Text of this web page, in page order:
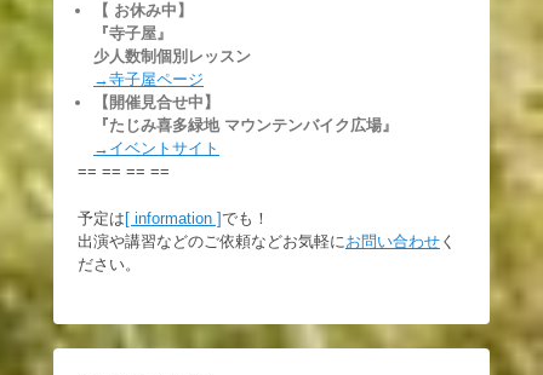
【 お休み中】
『寺子屋』
少人数制個別レッスン
→寺子屋ページ
【開催見合せ中】
『たじみ喜多緑地 マウンテンバイク広場』
→イベントサイト
== == == ==
予定は [ information ]でも！
出演や講習などのご依頼などお気軽にお問い合わせ く
ださい。